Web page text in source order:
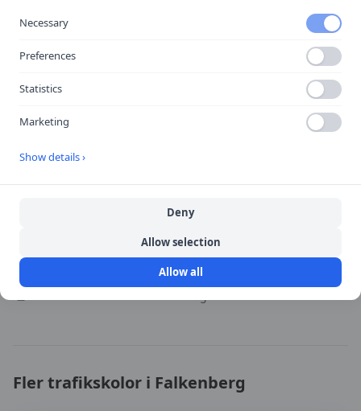
2026-08-08
Fler trafikskolor i Falkenberg
Necessary
Preferences
Statistics
Marketing
Show details ›
Deny
Allow selection
Allow all